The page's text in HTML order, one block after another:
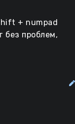
ПАПКА
ПАПКУ
и у вас в
вы можете
+ numpad
без проблем,